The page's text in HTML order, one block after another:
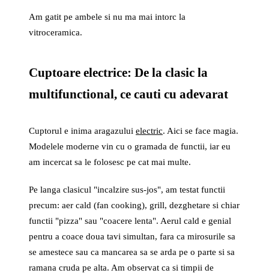
Am gatit pe ambele si nu ma mai intorc la
vitroceramica.
Cuptoare electrice: De la clasic la
multifunctional, ce cauti cu adevarat
Cuptorul e inima aragazului electric. Aici se face magia.
Modelele moderne vin cu o gramada de functii, iar eu
am incercat sa le folosesc pe cat mai multe.
Pe langa clasicul "incalzire sus-jos", am testat functii
precum: aer cald (fan cooking), grill, dezghetare si chiar
functii "pizza" sau "coacere lenta". Aerul cald e genial
pentru a coace doua tavi simultan, fara ca mirosurile sa
se amestece sau ca mancarea sa se arda pe o parte si sa
ramana cruda pe alta. Am observat ca si timpii de